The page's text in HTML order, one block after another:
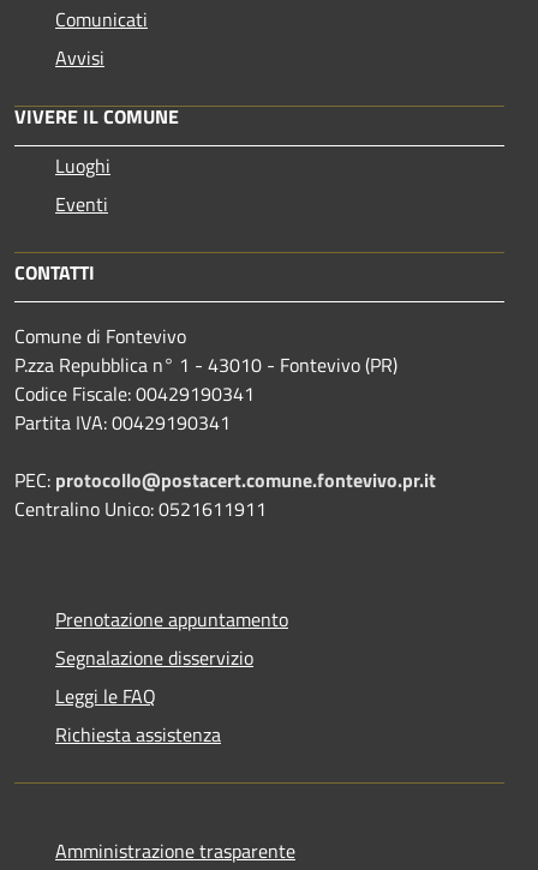
Comunicati
Avvisi
VIVERE IL COMUNE
Luoghi
Eventi
CONTATTI
Comune di Fontevivo
P.zza Repubblica n° 1 - 43010 - Fontevivo (PR)
Codice Fiscale: 00429190341
Partita IVA: 00429190341
PEC: protocollo@postacert.comune.fontevivo.pr.it
Centralino Unico: 0521611911
Prenotazione appuntamento
Segnalazione disservizio
Leggi le FAQ
Richiesta assistenza
Amministrazione trasparente